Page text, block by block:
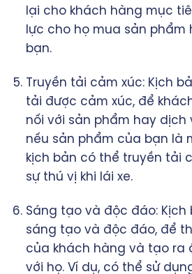
lại cho khách hàng mục
lực cho họ mua sản
bạn.
Truyền tải cảm xúc: Kịch
tải được cảm xúc, để
nối với sản phẩm hay dịch
nếu sản phẩm của bạn là
kịch bản có thể truyền tải
sự thú vị khi lái xe.
Sáng tạo và độc đáo: Kịch
sáng tạo và độc đáo, để
của khách hàng và tạo ra
với họ. Ví dụ, có thể sử